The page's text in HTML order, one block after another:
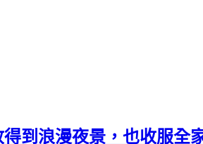
到浪漫夜景，也收服全